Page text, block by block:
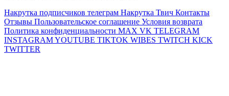
Накрутка подписчиков телеграм Накрутка Твич Контакты
Отзывы Пользовательское соглашение Условия возврата
Политика конфиденциальности MAX VK TELEGRAM
INSTAGRAMYOUTUBE TIKTOK WIBES TWITCH KICK
TWITTER